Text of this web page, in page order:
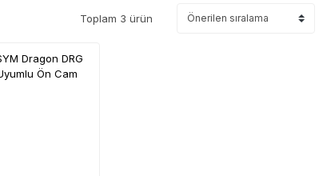
Toplam 3 ürün